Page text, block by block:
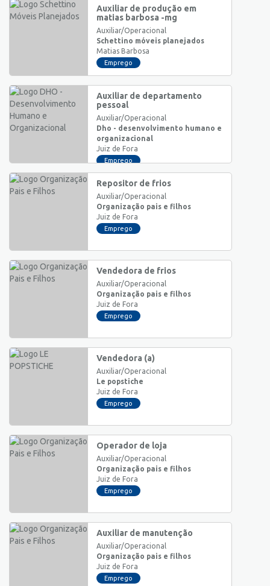
Auxiliar de produção em
matias barbosa -mg
Auxiliar/Operacional
Schettino móveis planejados
Matias Barbosa
Emprego
Auxiliar de departamento
pessoal
Auxiliar/Operacional
Dho - desenvolvimento humano e
organizacional
Juiz de Fora
Emprego
Repositor de frios
Auxiliar/Operacional
Organização pais e filhos
Juiz de Fora
Emprego
Vendedora de frios
Auxiliar/Operacional
Organização pais e filhos
Juiz de Fora
Emprego
Vendedora (a)
Auxiliar/Operacional
Le popstiche
Juiz de Fora
Emprego
Operador de loja
Auxiliar/Operacional
Organização pais e filhos
Juiz de Fora
Emprego
Auxiliar de manutenção
Auxiliar/Operacional
Organização pais e filhos
Juiz de Fora
Emprego